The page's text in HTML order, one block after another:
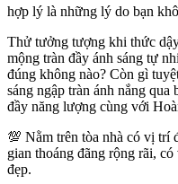
hợp lý là những lý do bạn
Thử tưởng tượng khi thức
mộng tràn đầy ánh sáng tự
đúng không nào? Còn gì
sáng ngập tràn ánh nắng
đầy năng lượng cùng với
💯 Nằm trên tòa nhà có vị trí
gian thoáng đãng rộng rãi,
đẹp.